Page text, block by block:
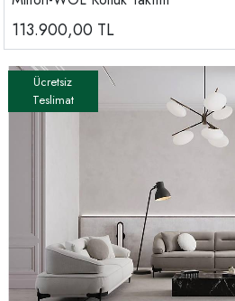
113.900,00 TL